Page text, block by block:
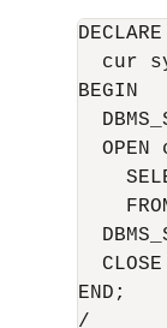
DECLARE
cur
BEGIN
OPEN
CLOSE
END;